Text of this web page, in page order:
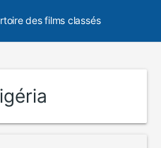
des films classés